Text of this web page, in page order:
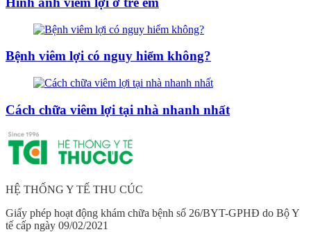
Bệnh viêm lợi có nguy hiểm không?
Cách chữa viêm lợi tại nhà nhanh nhất
HỆ THỐNG Y TẾ THU CÚC
Giấy phép hoạt động khám chữa bệnh số 26/BYT-GPHĐ do Bộ Y
tế cấp ngày 09/02/2021